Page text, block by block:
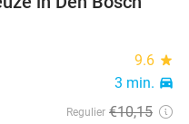
41%
9.6 star
3 min. directions_car
Regulier €10,15